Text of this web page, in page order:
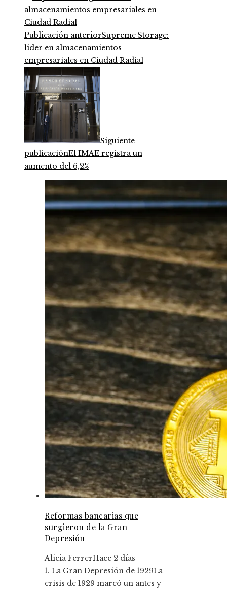
Publicación anteriorSupreme Storage:
líder en almacenamientos
empresariales en Ciudad Radial
Siguiente
publicaciónEl IMAE registra un
aumento del 6,2%
Reformas bancarias que
surgieron de la Gran
Depresión
Alicia FerrerHace 2 días
1. La Gran Depresión de 1929La
crisis de 1929 marcó un antes y